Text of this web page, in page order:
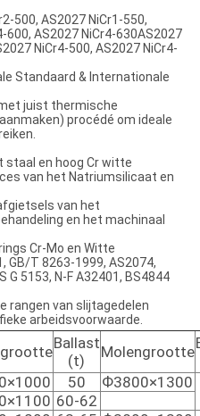
500, AS2027 NiCr1-550,
600, AS2027 NiCr4-630AS2027
NiCr4-500, AS2027 NiCr4-
Standaard & Internationale
juist thermische
procédé om ideale
staal en hoog Cr witte
van het Natriumsilicaat en
van het
en het machinaal
Cr-Mo en Witte
GB/T 8263-1999, AS2074,
G 5153, N-F A32401, BS4844
rangen van slijtagedelen
arbeidsvoorwaarde.
Ballast
(t)
Molengrootte
50
Ф3800×1300
60-62